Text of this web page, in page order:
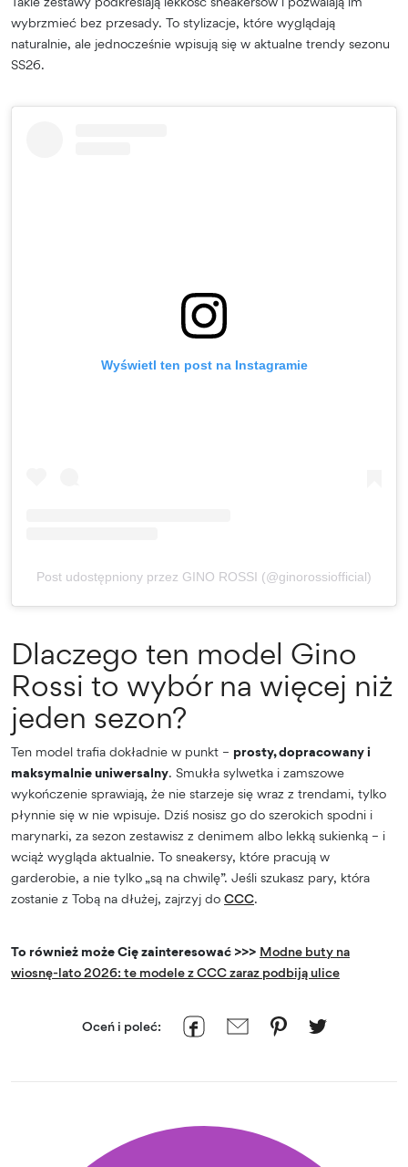
wybrzmieć bez przesady. To stylizacje, które wyglądają
naturalnie, ale jednocześnie wpisują się w aktualne trendy sezonu
SS26.
Wyświetl ten post na Instagramie
Post udostępniony przez GINO ROSSI (@ginorossiofficial)
Dlaczego ten model Gino
Rossi to wybór na więcej niż
jeden sezon?
Ten model trafia dokładnie w punkt – prosty, dopracowany i
maksymalnie uniwersalny. Smukła sylwetka i zamszowe
wykończenie sprawiają, że nie starzeje się wraz z trendami, tylko
płynnie się w nie wpisuje. Dziś nosisz go do szerokich spodni i
marynarki, za sezon zestawisz z denimem albo lekką sukienką – i
wciąż wygląda aktualnie. To sneakersy, które pracują w
garderobie, a nie tylko „są na chwilę”. Jeśli szukasz pary, która
zostanie z Tobą na dłużej, zajrzyj do CCC.
To również może Cię zainteresować >>> Modne buty na
wiosnę-lato 2026: te modele z CCC zaraz podbiją ulice
Oceń i poleć: